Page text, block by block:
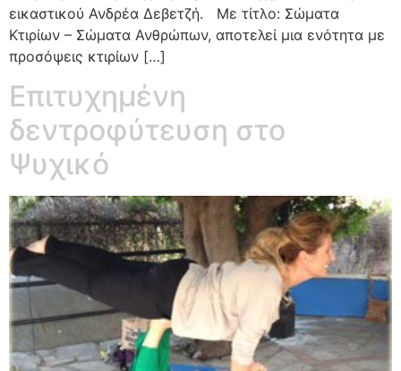
εικαστικού Ανδρέα Δεβετζή. Με τίτλο: Σώματα
Κτιρίων – Σώματα Ανθρώπων, αποτελεί μια ενότητα με
προσόψεις κτιρίων […]
Επιτυχημένη
δεντροφύτευση στο
Ψυχικό